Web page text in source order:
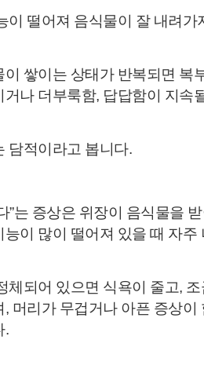
이 떨어져 음식물이 잘 내려가
이 쌓이는 상태가 반복되면 복
거나 더부룩함, 답답함이 지속
담적이라고 봅니다.
”는 증상은 위장이 음식물을
이 많이 떨어져 있을 때 자주
체되어 있으면 식욕이 줄고, 조
, 머리가 무겁거나 아픈 증상이
.